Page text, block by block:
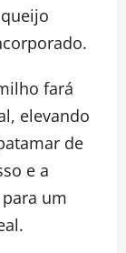
fará
elevando
de
e a
um